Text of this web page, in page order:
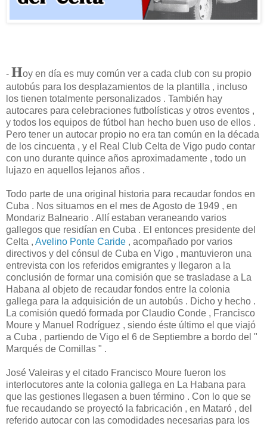
- Hoy en día es muy común ver a cada club con su propio
autobús para los desplazamientos de la plantilla , incluso
los tienen totalmente personalizados . También hay
autocares para celebraciones futbolísticas y otros eventos ,
y todos los equipos de fútbol han hecho buen uso de ellos .
Pero tener un autocar propio no era tan común en la década
de los cincuenta , y el Real Club Celta de Vigo pudo contar
con uno durante quince años aproximadamente , todo un
lujazo en aquellos lejanos años .
Todo parte de una original historia para recaudar fondos en
Cuba . Nos situamos en el mes de Agosto de 1949 , en
Mondariz Balneario . Allí estaban veraneando varios
gallegos que residían en Cuba . El entonces presidente del
Celta , Avelino Ponte Caride , acompañado por varios
directivos y del cónsul de Cuba en Vigo , mantuvieron una
entrevista con los referidos emigrantes y llegaron a la
conclusión de formar una comisión que se trasladase a La
Habana al objeto de recaudar fondos entre la colonia
gallega para la adquisición de un autobús . Dicho y hecho .
La comisión quedó formada por Claudio Conde , Francisco
Moure y Manuel Rodríguez , siendo éste último el que viajó
a Cuba , partiendo de Vigo el 6 de Septiembre a bordo del "
Marqués de Comillas " .
José Valeiras y el citado Francisco Moure fueron los
interlocutores ante la colonia gallega en La Habana para
que las gestiones llegasen a buen término . Con lo que se
fue recaudando se proyectó la fabricación , en Mataró , del
referido autocar con las comodidades necesarias para los